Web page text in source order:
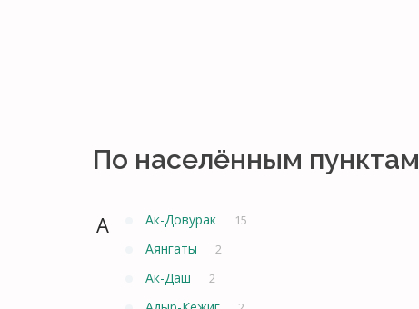
По населённым пунктам
А Ак-Довурак 15
Аянгаты 2
Ак-Даш 2